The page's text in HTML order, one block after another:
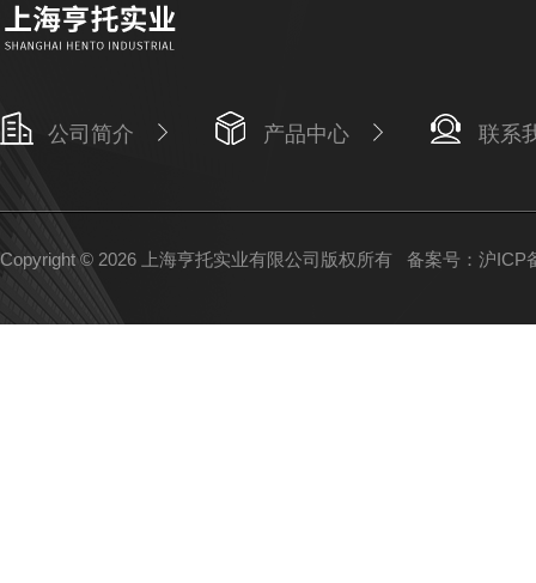
公司简介 产品中心 联系
Copyright © 2026 上海亨托实业有限公司版权所有 备案号：沪ICP